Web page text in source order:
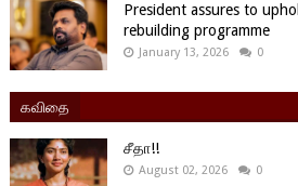
President assures to
rebuilding programme
January 13, 2026 0
கவிதை
சீதா!!
August 02, 2026 0